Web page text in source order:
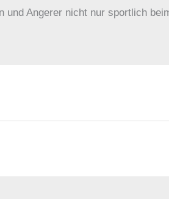
und Angerer nicht nur sportlich